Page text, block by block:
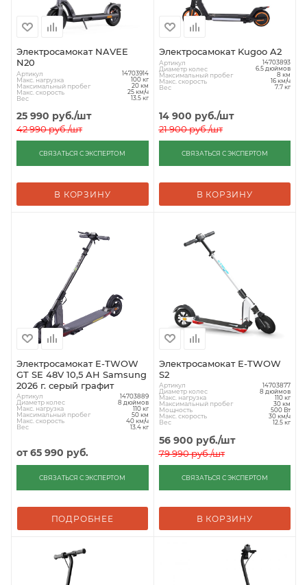
Электросамокат NAVEE
N20
Артикул 14703914
Макс. нагрузка 100 кг
Максимальный пробег 20 км
Макс. скорость 25 км/ч
Вес 13.5 кг
25 990 руб./шт
42 990руб./шт
СВЯЗАТЬСЯ С ЭКСПЕРТОМ
В КОРЗИНУ
Электросамокат Kugoo A2
Артикул 14703893
Диаметр колес 6.5 дюймов
Максимальный пробег 8 км
Макс. скорость 16 км/ч
Вес 7.7 кг
14 900 руб./шт
21 900руб./шт
СВЯЗАТЬСЯ С ЭКСПЕРТОМ
В КОРЗИНУ
Электросамокат E-TWOW
GT SE 48V 10,5 AH Samsung
2026 г. серый графит
Артикул 14703889
Диаметр колес 8 дюймов
Макс. нагрузка 110 кг
Максимальный пробег 50 км
Макс. скорость 40 км/ч
Вес 13.4 кг
от65 990 руб.
СВЯЗАТЬСЯ С ЭКСПЕРТОМ
ПОДРОБНЕЕ
Электросамокат E-TWOW
S2
Артикул 14703877
Диаметр колес 8 дюймов
Макс. нагрузка 110 кг
Максимальный пробег 30 км
Мощность 500 Вт
Макс. скорость 30 км/ч
Вес 12.5 кг
56 900 руб./шт
79 990руб./шт
СВЯЗАТЬСЯ С ЭКСПЕРТОМ
В КОРЗИНУ